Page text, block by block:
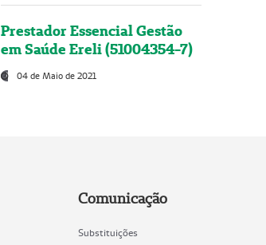
Prestador Essencial Gestão
em Saúde Ereli (51004354-7)
04 de Maio de 2021
Comunicação
Substituições